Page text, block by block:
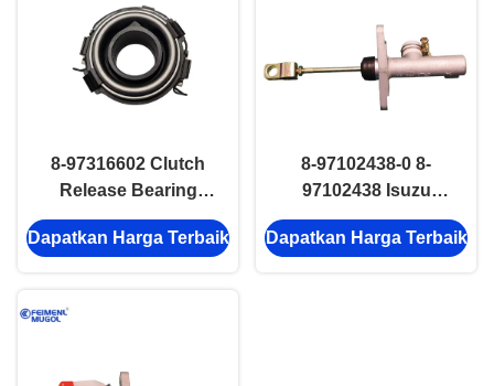
8-97316602 Clutch
Release Bearing
Untuk ISUZU UCS55
8973165910 Bagian
Dapatkan Harga Terbaik
8-97102438-0 8-
97102438 Isuzu
Clutch Master
Cylinder Clutch
Dapatkan Harga Terbaik